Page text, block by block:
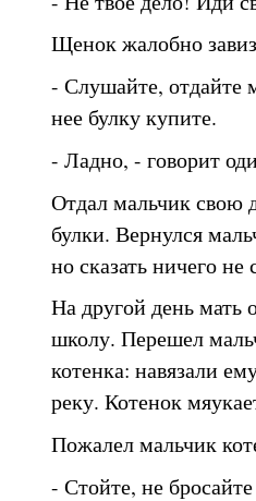
Щенок жалобно
- Слушайте, отдайте
нее булку купите.
- Ладно, - говорит
Отдал мальчик свою
булки. Вернулся
но сказать ничего не
На другой день мать
школу. Перешел
котенка: навязали
реку. Котенок
Пожалел мальчик
- Стойте, не